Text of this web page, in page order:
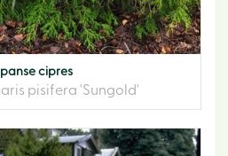
cipres
pisifera 'Sungold'